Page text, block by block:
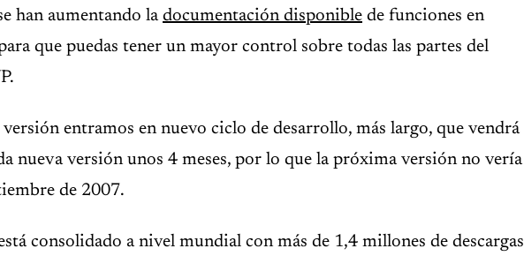
han aumentando la documentación disponible de funciones en
que puedas tener un mayor control sobre todas las partes del
versión entramos en nuevo ciclo de desarrollo, más largo, que vendrá
nueva versión unos 4 meses, por lo que la próxima versión no vería
de 2007.
consolidado a nivel mundial con más de 1,4 millones de descargas